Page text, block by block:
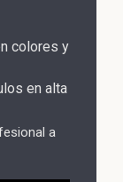
colores y
en alta
a